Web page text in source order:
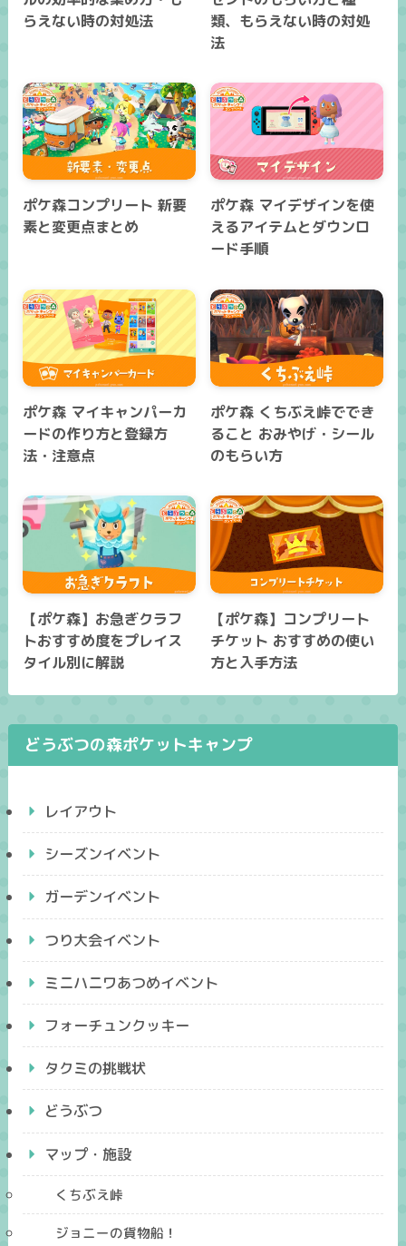
らえない時の対処法
類、もらえない時の対処
法
ポケ森コンプリート 新要
素と変更点まとめ
ポケ森 マイデザインを使
えるアイテムとダウンロ
ード手順
ポケ森 マイキャンパーカ
ードの作り方と登録方
法・注意点
ポケ森 くちぶえ峠ででき
ること おみやげ・シール
のもらい方
【ポケ森】お急ぎクラフ
トおすすめ度をプレイス
タイル別に解説
【ポケ森】コンプリート
チケット おすすめの使い
方と入手方法
どうぶつの森ポケットキャンプ
レイアウト
シーズンイベント
ガーデンイベント
つり大会イベント
ミニハニワあつめイベント
フォーチュンクッキー
タクミの挑戦状
どうぶつ
マップ・施設
くちぶえ峠
ジョニーの貨物船！